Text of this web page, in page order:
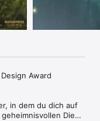
Award
in dem du dich auf
Dieb